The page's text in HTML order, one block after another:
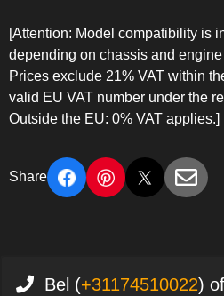
[Attention: Model compatibility is
depending on chassis and
Prices exclude 21% VAT within
valid EU VAT number under the
Outside the EU: 0% VAT applies.]
Share
Bel (+31174510022)